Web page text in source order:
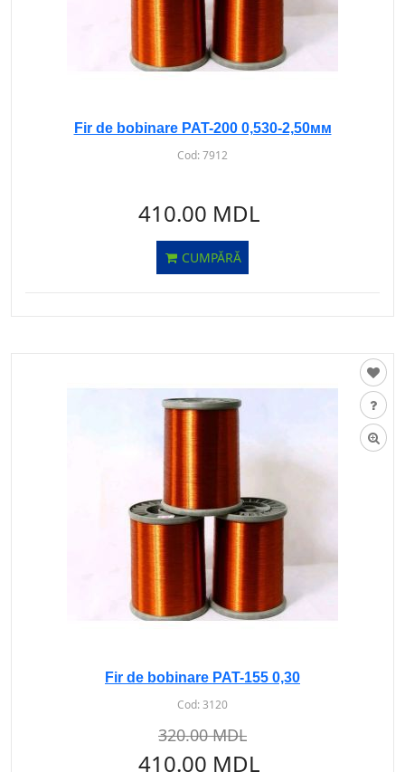
Fir de bobinare PAT-200 0,530-2,50мм
Cod:7912
410.00 MDL
CUMPĂRĂ
Fir de bobinare PAT-155 0,30
Cod:3120
320.00 MDL
410.00 MDL